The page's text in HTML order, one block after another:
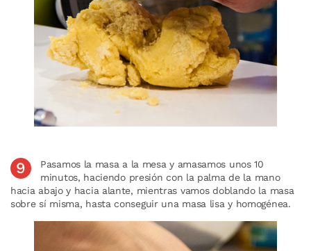
Pasamos la masa a la mesa y amasamos unos 10
minutos, haciendo presión con la palma de la mano
hacia abajo y hacia alante, mientras vamos doblando la masa
sobre sí misma, hasta conseguir una masa lisa y homogénea.